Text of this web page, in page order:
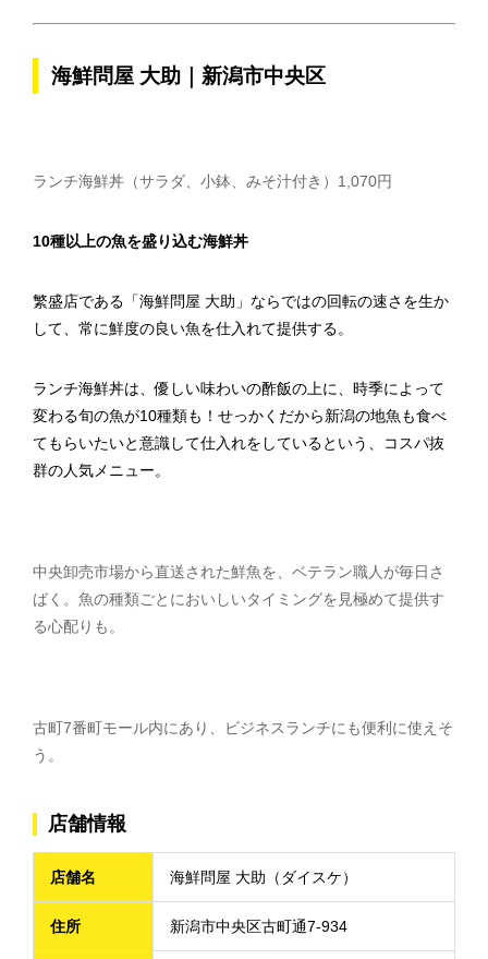
海鮮問屋 大助｜新潟市中央区
ランチ海鮮丼（サラダ、小鉢、みそ汁付き）1,070円
10種以上の魚を盛り込む海鮮丼
繁盛店である「海鮮問屋 大助」ならではの回転の速さを生か
して、常に鮮度の良い魚を仕入れて提供する。
ランチ海鮮丼は、優しい味わいの酢飯の上に、時季によって
変わる旬の魚が10種類も！せっかくだから新潟の地魚も食べ
てもらいたいと意識して仕入れをしているという、コスパ抜
群の人気メニュー。
中央卸売市場から直送された鮮魚を、ベテラン職人が毎日さ
ばく。魚の種類ごとにおいしいタイミングを見極めて提供す
る心配りも。
古町7番町モール内にあり、ビジネスランチにも便利に使えそ
う。
店舗情報
店舗名 海鮮問屋 大助（ダイスケ）
住所 新潟市中央区古町通7-934